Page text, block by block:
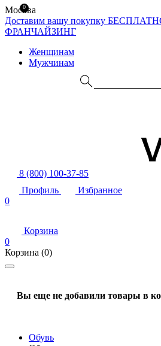
Москва
Доставим вашу покупку
ФРАНЧАЙЗИНГ
Женщинам
Мужчинам
8 (800) 100-37-85
Профиль
Избранное
0
Корзина
0
Корзина (0)
Вы еще не добавили товары в
Обувь
0